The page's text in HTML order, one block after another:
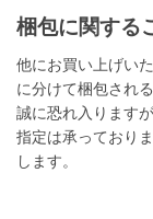
梱包に関する
他にお買い上げい
に分けて梱包され
誠に恐れ入ります
指定は承っており
します。